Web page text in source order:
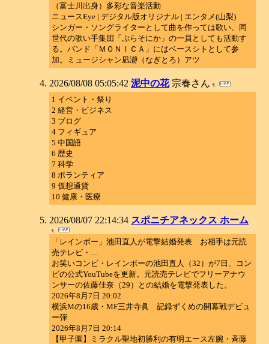
（富士川出身）多彩な音楽活動
ニュースEye | デジタル版オリジナル | エンタメ(山梨)
シンガー・ソングライターとして曲を作っては歌い、同
世代の歌い手集団「ぷらそにか」の一員としても活動す
る。バンド「ＭＯＮＩＣＡ」にはベースシトとして参
加。ミュージシャン凪瀞（なぎとろ）アツ
2026/08/08 05:05:42 泥中の花 宗春さん
1 イベント・祭り
2 経営・ビジネス
3 ブログ
4 フィギュア
5 中国語
6 歴史
7 科学
8 ボランティア
9 仮想通貨
10 健康・医療
2026/08/07 22:14:34 スポニチアネックス ホーム
「レインボー」池田直人が電撃結婚発表 お相手は元読
売テレビ・…
お笑いコンビ・レインボーの池田直人（32）が7日、コン
ビの公式YouTubeを更新。元読売テレビでフリーアナウ
ンサーの佐藤佳奈（29）との結婚を電撃発表した。
2026年8月7日 20:02
横浜Mの16歳・MF三井寺眞 記録ずくめの開幕戦デビュ
ー弾
2026年8月7日 20:14
【甲子園】ミラクル聖地初勝利の有明エース左腕・斉藤